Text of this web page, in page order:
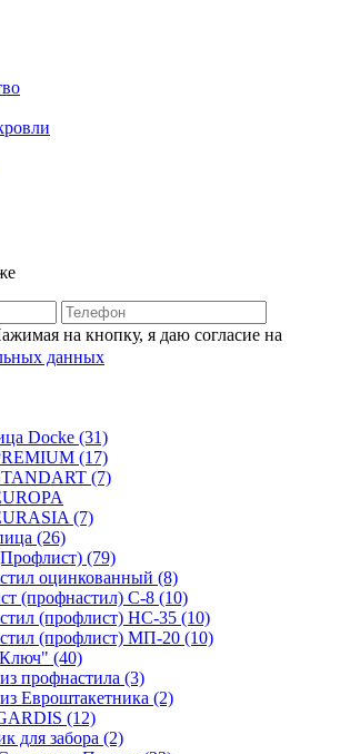
на кнопку, я даю согласие на
данных
Docke (31)
(17)
(7)
(7)
(26)
(79)
оцинкованный (8)
(профнастил) С-8 (10)
(профлист) НС-35 (10)
(профлист) МП-20 (10)
(40)
профнастила (3)
Евроштакетника (2)
(12)
для забора (2)